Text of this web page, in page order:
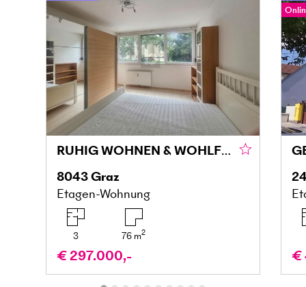
RUHIG WOHNEN & WOHLFÜHLEN MIT BALKON IN DER MARIATROSTERSTRASSE
8043Graz
Etagen-Wohnung
3 76 m2
€ 297.000,- €